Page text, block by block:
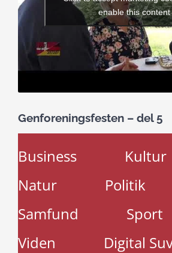
enable this content
Genforeningsfesten – del 5
Business
Kultur
Natur
Politik
Samfund
Sport
Viden
Digital